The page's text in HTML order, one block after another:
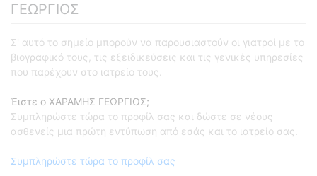
ΓΕΩΡΓΙΟΣ
Σ' αυτό το σημείο μπορούν να παρουσιαστούν οι γιατροί με το
βιογραφικό τους, τις εξειδικεύσεις και τις γενικές υπηρεσίες
που παρέχουν στο ιατρείο τους.
Έιστε ο ΧΑΡΑΜΗΣ ΓΕΩΡΓΙΟΣ;
Συμπληρώστε τώρα το προφίλ σας και δώστε σε νέους
ασθενείς μια πρώτη εντύπωση από εσάς και το ιατρείο σας.
Συμπληρώστε τώρα το προφίλ σας